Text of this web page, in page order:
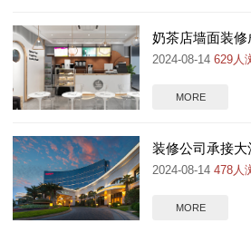
奶茶店墙面装修
2024-08-14 629人
MORE
装修公司承接大
2024-08-14 478人
MORE